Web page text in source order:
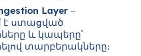
Layer –
է ստացված
և կապերը՝
տարբերակները։